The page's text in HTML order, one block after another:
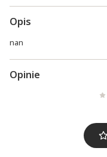
Opis
nan
Opinie